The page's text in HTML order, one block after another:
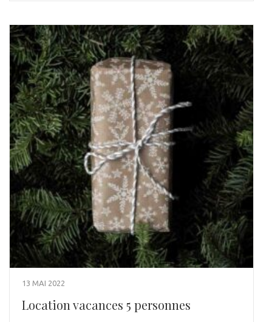
13 MAI 2022
Location vacances 5 personnes